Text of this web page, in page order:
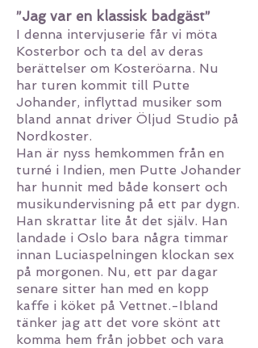
”Jag var en klassisk badgäst”
I denna intervjuserie får vi möta
Kosterbor och ta del av deras
berättelser om Kosteröarna. Nu
har turen kommit till Putte
Johander, inflyttad musiker som
bland annat driver Öljud Studio på
Nordkoster.
Han är nyss hemkommen från en
turné i Indien, men Putte Johander
har hunnit med både konsert och
musikundervisning på ett par dygn.
Han skrattar lite åt det själv. Han
landade i Oslo bara några timmar
innan Luciaspelningen klockan sex
på morgonen. Nu, ett par dagar
senare sitter han med en kopp
kaffe i köket på Vettnet.-Ibland
tänker jag att det vore skönt att
komma hem från jobbet och vara